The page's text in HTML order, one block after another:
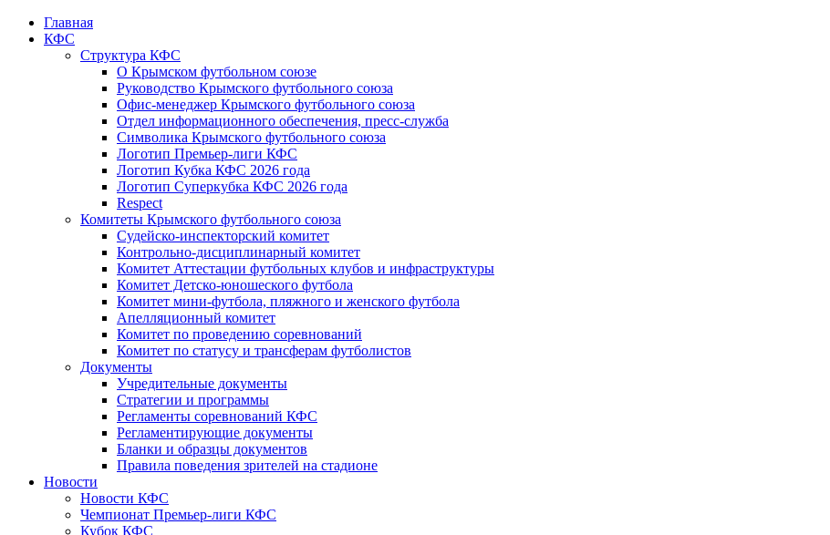
Главная
КФС
Структура КФС
О Крымском футбольном союзе
Руководство Крымского футбольного союза
Офис-менеджер Крымского футбольного союза
Отдел информационного обеспечения, пресс-служба
Символика Крымского футбольного союза
Логотип Премьер-лиги КФС
Логотип Кубка КФС 2026 года
Логотип Суперкубка КФС 2026 года
Respect
Комитеты Крымского футбольного союза
Судейско-инспекторский комитет
Контрольно-дисциплинарный комитет
Комитет Аттестации футбольных клубов и инфраструктуры
Комитет Детско-юношеского футбола
Комитет мини-футбола, пляжного и женского футбола
Апелляционный комитет
Комитет по проведению соревнований
Комитет по статусу и трансферам футболистов
Документы
Учредительные документы
Стратегии и программы
Регламенты соревнований КФС
Регламентирующие документы
Бланки и образцы документов
Правила поведения зрителей на стадионе
Новости
Новости КФС
Чемпионат Премьер-лиги КФС
Кубок КФС